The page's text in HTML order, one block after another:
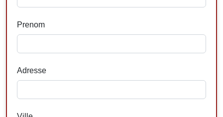
Prenom
Adresse